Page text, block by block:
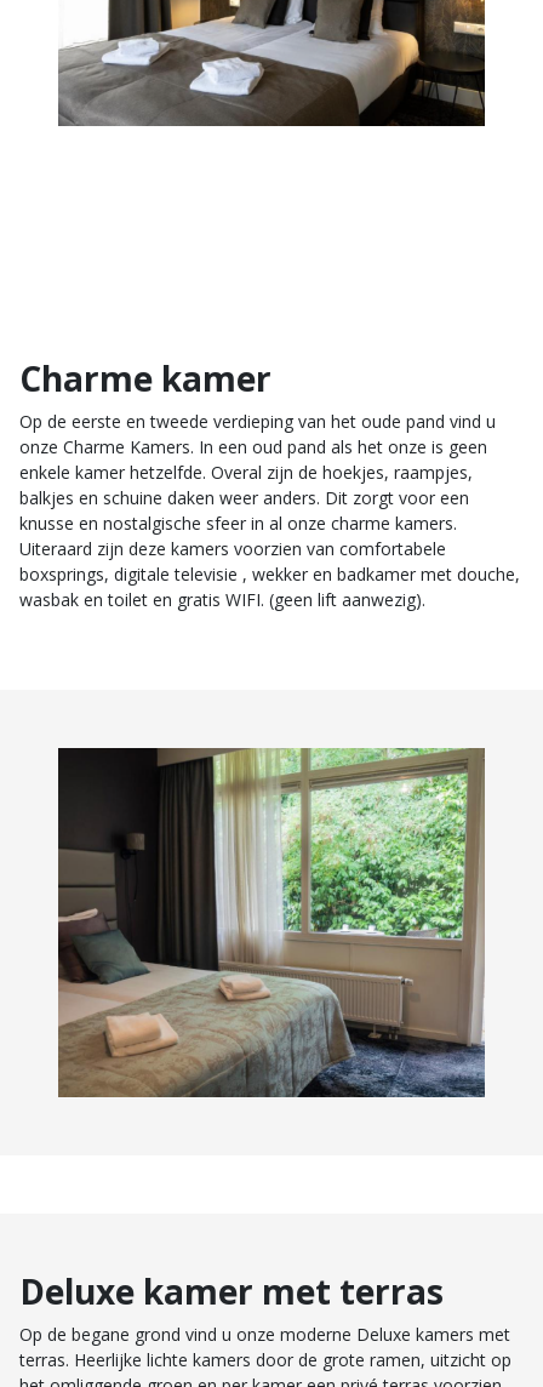
Charme kamer
Op de eerste en tweede verdieping van het oude pand vind u
onze Charme Kamers. In een oud pand als het onze is geen
enkele kamer hetzelfde. Overal zijn de hoekjes, raampjes,
balkjes en schuine daken weer anders. Dit zorgt voor een
knusse en nostalgische sfeer in al onze charme kamers.
Uiteraard zijn deze kamers voorzien van comfortabele
boxsprings, digitale televisie , wekker en badkamer met douche,
wasbak en toilet en gratis WIFI. (geen lift aanwezig).
Deluxe kamer met terras
Op de begane grond vind u onze moderne Deluxe kamers met
terras. Heerlijke lichte kamers door de grote ramen, uitzicht op